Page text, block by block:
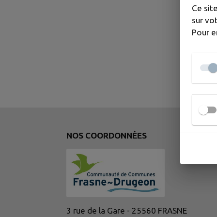
NOS COORDONNÉES
3 rue de la Gare - 25560 FRASNE
Ce
sur
Pour